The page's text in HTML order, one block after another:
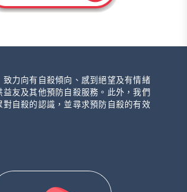
致力向有自殺傾向、感到絕望及有情緒
益友及其他預防自殺服務。此外，我們
對自殺的認識，並尋求預防自殺的有效